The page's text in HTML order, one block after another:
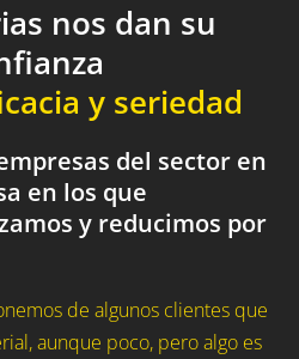
nos dan su
y seriedad
del sector en
en los que
y reducimos por
de algunos clientes que
aunque poco, pero algo es